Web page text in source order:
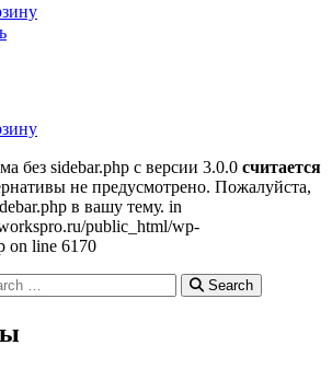
без sidebar.php с версии 3.0.0 считается
не предусмотрено. Пожалуйста,
в вашу тему. in
public_html/wp-
on line 6170
Search